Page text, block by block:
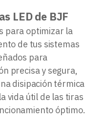
LED de BJF
para optimizar la
de tus sistemas
para
precisa y segura,
disipación térmica
vida útil de las tiras
óptimo.